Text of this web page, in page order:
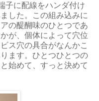
子に配線をハンダ付け
した。この組み込みに
の醍醐味のひとつであ
が、個体によって穴位
ス穴の具合がなんかこ
ます。ひとつひとつの
始めて、すっと決めて